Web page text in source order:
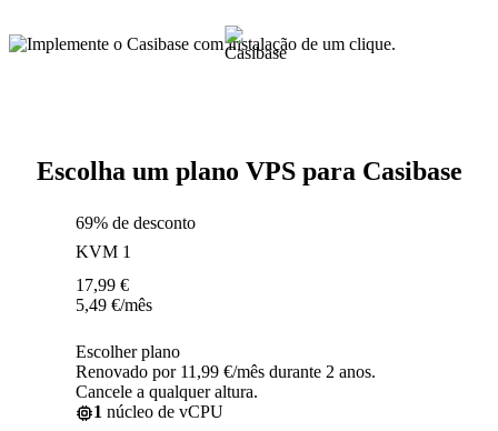
Escolha um plano VPS para Casibase
69% de desconto
KVM 1
17,99 €
5,49 €/mês
Escolher plano
Renovado por 11,99 €/mês durante 2 anos.
Cancele a qualquer altura.
1 núcleo de vCPU